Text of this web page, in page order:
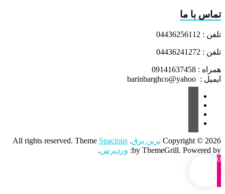
تماس با ما
تلفن : 04436256112
تلفن : 04436241272
همراه : 09141637458
ایمیل : barinbarghco@yahoo
Copyright © 2026 برین برق. All rights reserved. Theme
Spacious
by ThemeGrill. Powered by: وردپرس.
0